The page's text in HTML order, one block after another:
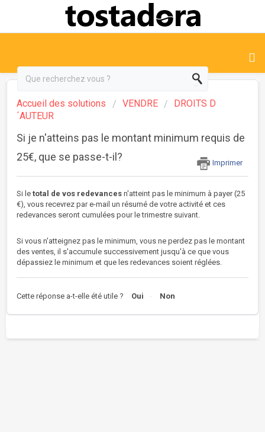
Accueil des solutions VENDRE
DROITS D
´AUTEUR
Si je n'atteins pas le montant minimum requis de
25€, que se passe-t-il?
Imprimer
Si le total de vos redevances n'atteint pas le minimum à payer (25
€), vous recevrez par e-mail un résumé de votre activité et ces
redevances seront cumulées pour le trimestre suivant.
Si vous n'atteignez pas le minimum, vous ne perdez pas le montant
des ventes, il s'accumule successivement jusqu'à ce que vous
dépassiez le minimum et que les redevances soient réglées.
Cette réponse a-t-elle été utile ? Oui Non